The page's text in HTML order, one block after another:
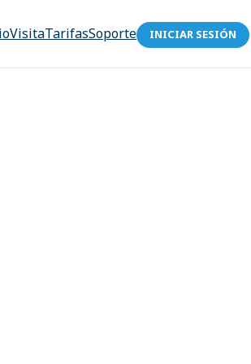
VisitaTarifasSoporte INICIAR SESIÓN